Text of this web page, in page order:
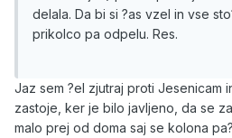
delala. Da bi si ?as vzel in vse
prikolco pa odpelu. Res.
Jaz sem ?el zjutraj proti Jesenicam
zastoje, ker je bilo javljeno, da se
malo prej od doma saj se kolona